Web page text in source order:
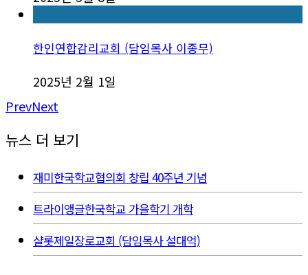
한인연합감리교회 (담임목사 이종무)
2025년 2월 1일
PrevNext
뉴스 더 보기
재미한국학교협의회 창립 40주년 기념
트라이앵글한국학교 가을학기 개학
샬롯제일장로교회 (담임목사 설대억)